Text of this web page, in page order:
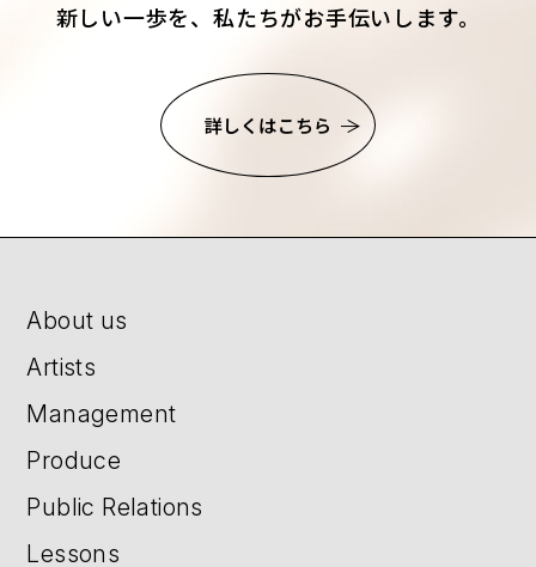
新しい一歩を、私たちがお手伝いします。
詳しくはこちら
About us
Artists
Management
Produce
Public Relations
Lessons